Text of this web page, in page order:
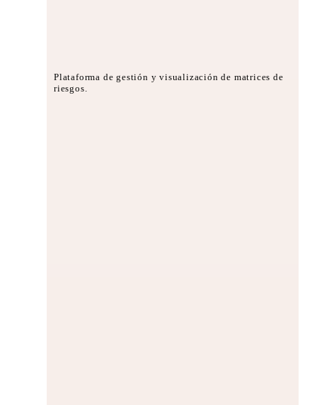
Plataforma de gestión y visualización de matrices de
riesgos.